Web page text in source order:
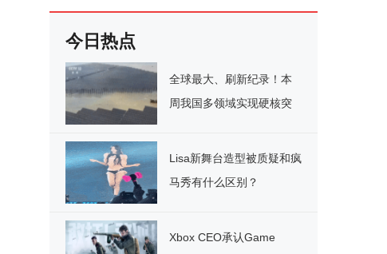
今日热点
全球最大、刷新纪录！本
周我国多领域实现硬核突
Lisa新舞台造型被质疑和疯
马秀有什么区别？
Xbox CEO承认Game